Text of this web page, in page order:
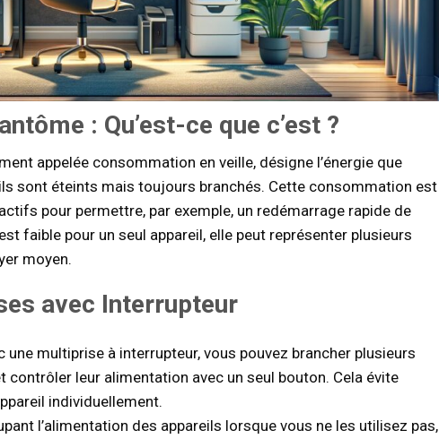
: Qu’est-ce que c’est ?
appelée consommation en veille, désigne l’énergie que
sont éteints mais toujours branchés. Cette consommation est
pour permettre, par exemple, un redémarrage rapide de
faible pour un seul appareil, elle peut représenter plusieurs
moyen.
avec Interrupteur
une multiprise à interrupteur, vous pouvez brancher plusieurs
contrôler leur alimentation avec un seul bouton. Cela évite
individuellement.
l’alimentation des appareils lorsque vous ne les utilisez pas,